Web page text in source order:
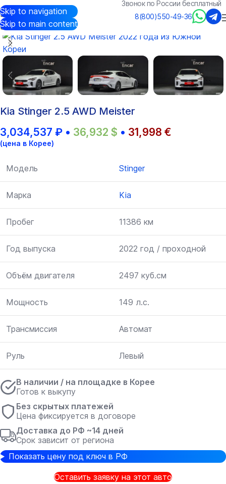
Skip to navigation
Skip to main content
Звонок по России бесплатный
8(800)550-49-36
Авто из Кореи/Каталог Stinger
Kia Stinger 2.5 AWD Meister
3,034,537 ₽ • 36,932 $ • 31,998 €
(цена в Корее)
Модель Stinger
Марка Kia
Пробег 11386 км
Год выпуска 2022 год / проходной
Объём двигателя 2497 куб.см
Мощность 149 л.с.
Трансмиссия Автомат
Руль Левый
В наличии / на площадке в Корее
Готов к выкупу
Без скрытых платежей
Цена фиксируется в договоре
Доставка до РФ ~14 дней
Срок зависит от региона
Показать цену под ключ в РФ
Оставить заявку на этот авто